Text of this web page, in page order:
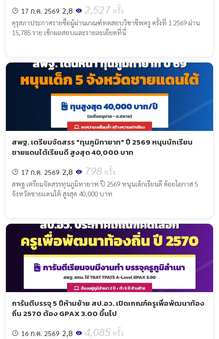
17 ก.ค. 2569 2,8 2,527 ครั้ง
คุรุสภาประกาศรายชื่อผู้ผ่านเกณฑ์ทดสอบวิชาชีพครู ครั้งที่ 1 2569 ผ่าน
15,785 ราย เช็กผลสอบและรายละเอียดที่นี่
สพฐ. เตรียมจัดสรร "ทุนภูมิทายาท" ปี 2569 หนุนนักเรียน
ชายแดนใต้เรียนดี สูงสุด 40,000 บาท
17 ก.ค. 2569 2,8 798 ครั้ง
สพฐ เตรียมจัดสรรทุนภูมิทายาท ปี 2569 หนุนเด็กเรียนดี ด้อยโอกาส 5
จังหวัดชายแดนใต้ สูงสุด 40,000 บาท
การันตีบรรจุ 5 ปีห้ามย้าย สป.อว. เปิดเกณฑ์ครูเพื่อพัฒนาท้อง
ถิ่น 2570 ต้อง GPAX 3.00 ขึ้นไป
16 ก.ค. 2569 2,8 4,085 ครั้ง